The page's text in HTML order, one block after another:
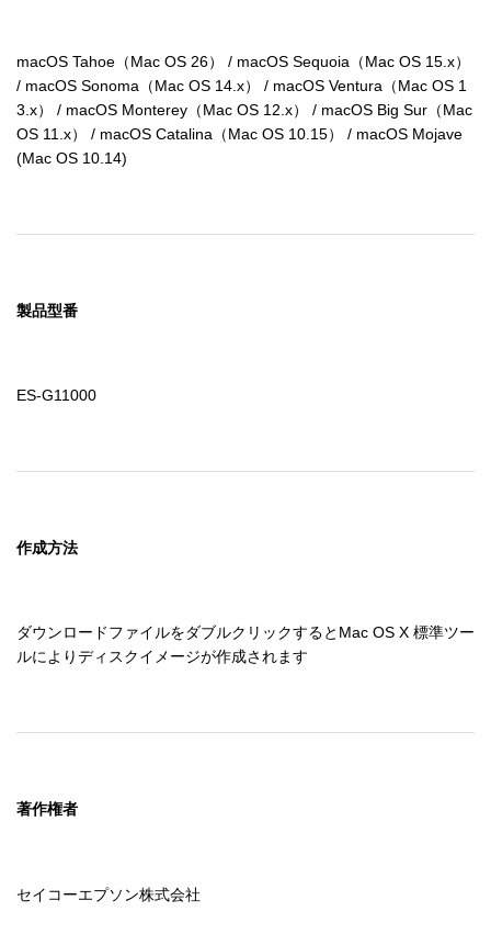
macOS Tahoe（Mac OS 26） / macOS Sequoia（Mac OS 15.x）
/ macOS Sonoma（Mac OS 14.x） / macOS Ventura（Mac OS 1
3.x） / macOS Monterey（Mac OS 12.x） / macOS Big Sur（Mac
OS 11.x） / macOS Catalina（Mac OS 10.15） / macOS Mojave
(Mac OS 10.14)
製品型番
ES-G11000
作成方法
ダウンロードファイルをダブルクリックするとMac OS X 標準ツー
ルによりディスクイメージが作成されます
著作権者
セイコーエプソン株式会社